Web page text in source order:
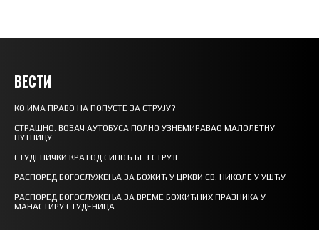
ВЕСТИ
КО ИМА ПРАВО НА ПОПУСТЕ ЗА СТРУЈУ?
СТРАШНО: ВОЗАЧ АУТОБУСА ПОЛНО УЗНЕМИРАВАО МАЛОЛЕТНУ
ПУТНИЦУ
СТУДЕНИЧКИ КРАЈ ОД СИНОЋ БЕЗ СТРУЈЕ
РАСПОРЕД БОГОСЛУЖЕЊА ЗА БОЖИЋ У ЦРКВИ СВ. НИКОЛЕ У УШЋУ
РАСПОРЕД БОГОСЛУЖЕЊА ЗА ВРЕМЕ БОЖИЋНИХ ПРАЗНИКА У
МАНАСТИРУ СТУДЕНИЦА